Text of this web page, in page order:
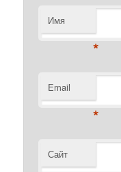
Имя
*
Email
*
Сайт